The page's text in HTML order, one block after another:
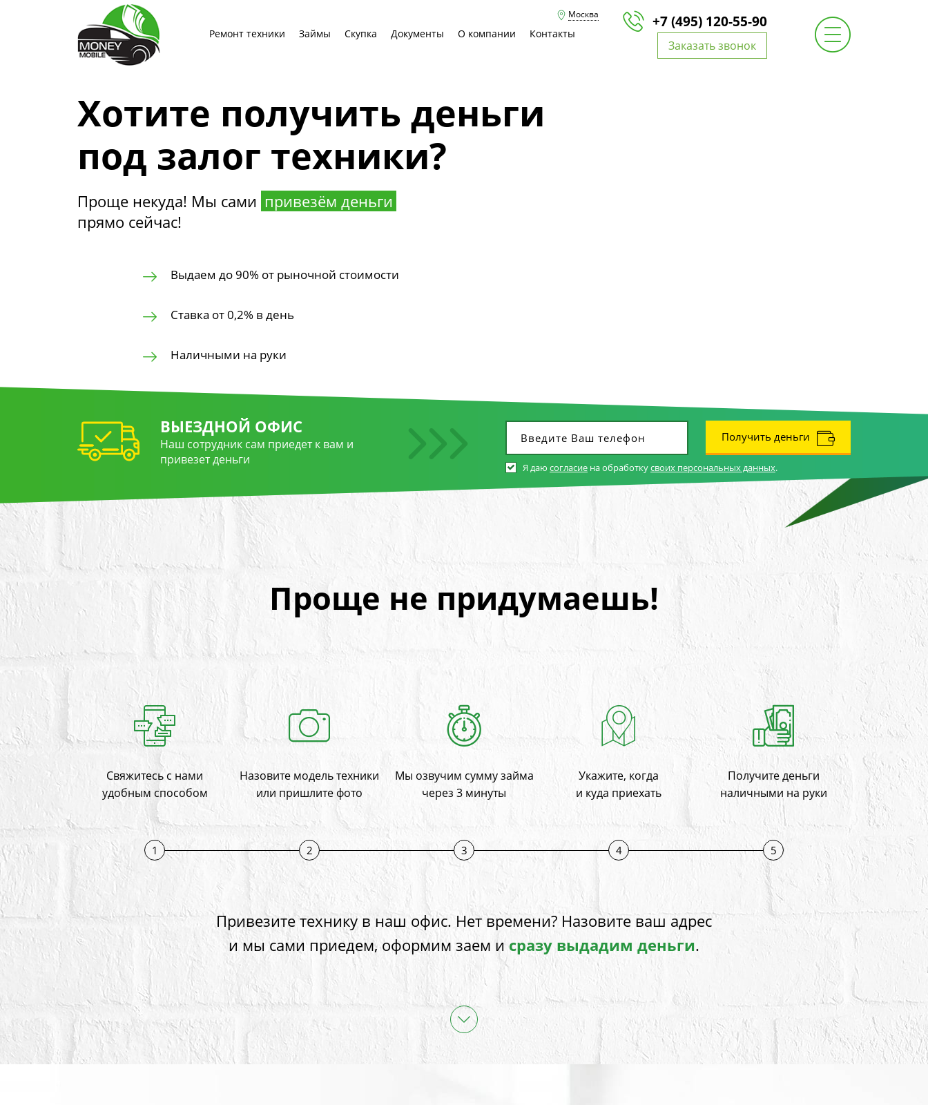
Ремонт техники Займы Скупка Документы О компании Контакты
+7 (495) 120-55-90
Заказать звонок
Москва
Хотите получить деньги
под залог техники?
Проще некуда! Мы сами привезём деньги
прямо сейчас!
Выдаем до 90% от рыночной стоимости
Ставка от 0,2% в день
Наличными на руки
ВЫЕЗДНОЙ ОФИС
Наш сотрудник сам приедет к вам и
привезет деньги
Получить деньги
Я даю согласие на обработкусвоих персональных данных.
Проще не придумаешь!
Свяжитесь с нами
удобным способом
1
Назовите модель техники
или пришлите фото
2
Мы озвучим сумму займа
через 3 минуты
3
Укажите, когда
и куда приехать
4
Получите деньги
наличными на руки
5
Привезите технику в наш офис. Нет времени? Назовите ваш адрес
и мы сами приедем, оформим заем исразу выдадим деньги.